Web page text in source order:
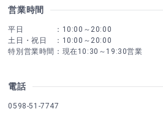
営業時間
平日 ：10:00～20:00
土日・祝日 ：10:00～20:00
特別営業時間：現在10:30～19:30営業
電話
0598-51-7747